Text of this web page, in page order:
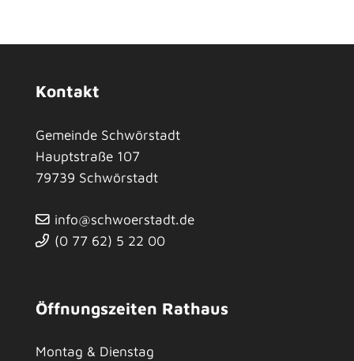
Kontakt
Gemeinde Schwörstadt
Hauptstraße 107
79739 Schwörstadt
info@schwoerstadt.de
(0 77 62) 5 22 00
Öffnungszeiten Rathaus
Montag & Dienstag